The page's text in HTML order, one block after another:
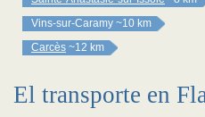
Vins-sur-Caramy ~10 km
Carcès ~12 km
El transporte en